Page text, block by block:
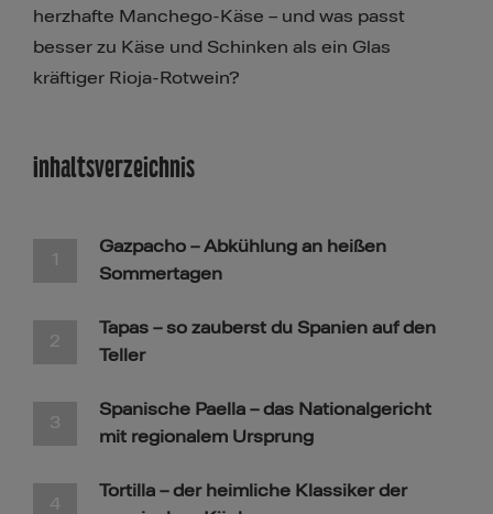
herzhafte Manchego-Käse – und was passt
besser zu Käse und Schinken als ein Glas
kräftiger Rioja-Rotwein?
Inhaltsverzeichnis​​​​
Gazpacho – Abkühlung an heißen
Sommertagen
Tapas – so zauberst du Spanien auf den
Teller
Spanische Paella – das Nationalgericht
mit regionalem Ursprung
Tortilla – der heimliche Klassiker der